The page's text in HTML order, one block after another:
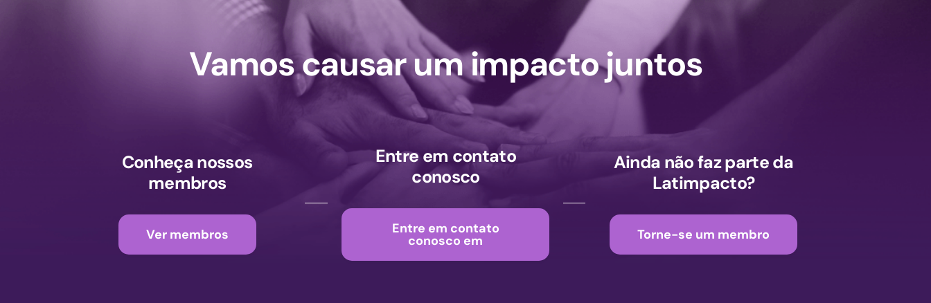
Vamos causar um impacto juntos
Conheça nossos
membros
Ver membros
Entre em contato
conosco
Entre em contato
conosco em
Ainda não faz parte da
Latimpacto?
Torne-se um membro